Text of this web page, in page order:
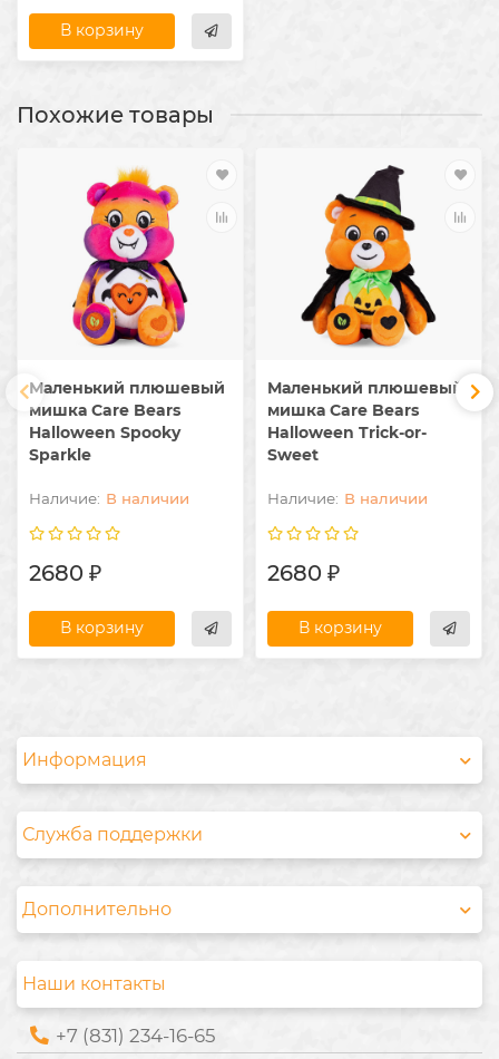
В корзину
Похожие товары
Маленький плюшевый
мишка Care Bears
Halloween Spooky
Sparkle
В наличии
2680 ₽
В корзину
Маленький плюшевый
мишка Care Bears
Halloween Trick-or-
Sweet
В наличии
2680 ₽
В корзину
Информация
Служба поддержки
Дополнительно
Наши контакты
+7 (831) 234-16-65